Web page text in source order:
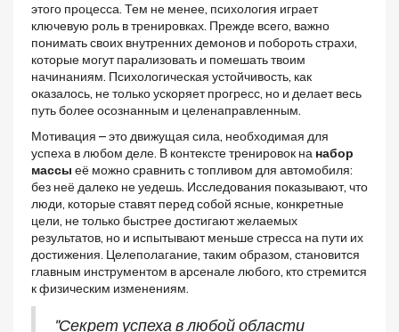
этого процесса. Тем не менее, психология играет
ключевую роль в тренировках. Прежде всего, важно
понимать своих внутренних демонов и побороть страхи,
которые могут парализовать и помешать твоим
начинаниям. Психологическая устойчивость, как
оказалось, не только ускоряет прогресс, но и делает весь
путь более осознанным и целенаправленным.
Мотивация – это движущая сила, необходимая для
успеха в любом деле. В контексте тренировок на набор
массы её можно сравнить с топливом для автомобиля:
без неё далеко не уедешь. Исследования показывают, что
люди, которые ставят перед собой ясные, конкретные
цели, не только быстрее достигают желаемых
результатов, но и испытывают меньше стресса на пути их
достижения. Целеполагание, таким образом, становится
главным инструментом в арсенале любого, кто стремится
к физическим изменениям.
"Секрет успеха в любой области